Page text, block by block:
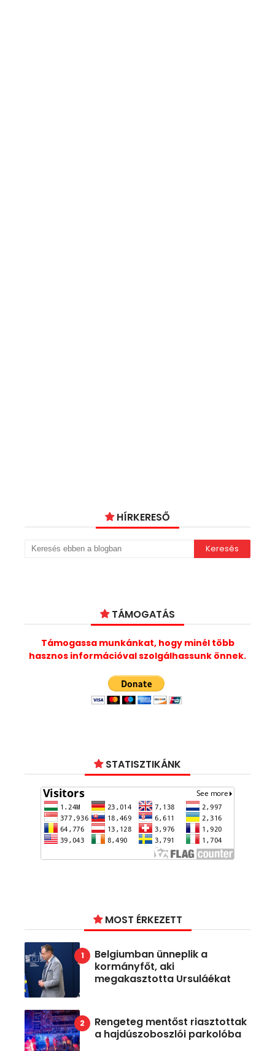
HÍRKERESŐ
TÁMOGATÁS
Támogassa munkánkat, hogy minél több
hasznos információval szolgálhassunk önnek.
STATISZTIKÁNK
MOST ÉRKEZETT
Belgiumban ünneplik a
kormányfőt, aki
megakasztotta Ursuláékat
Rengeteg mentőst riasztottak
a hajdúszoboszlói parkolóba